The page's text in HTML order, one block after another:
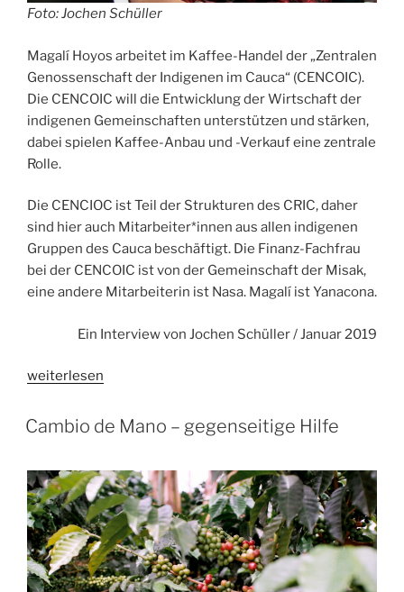
Foto: Jochen Schüller
Magalí Hoyos arbeitet im Kaffee-Handel der „Zentralen
Genossenschaft der Indigenen im Cauca“ (CENCOIC).
Die CENCOIC will die Entwicklung der Wirtschaft der
indigenen Gemeinschaften unterstützen und stärken,
dabei spielen Kaffee-Anbau und -Verkauf eine zentrale
Rolle.
Die CENCIOC ist Teil der Strukturen des CRIC, daher
sind hier auch Mitarbeiter*innen aus allen indigenen
Gruppen des Cauca beschäftigt. Die Finanz-Fachfrau
bei der CENCOIC ist von der Gemeinschaft der Misak,
eine andere Mitarbeiterin ist Nasa. Magalí ist Yanacona.
Ein Interview von Jochen Schüller / Januar 2019
„Die
direkt
weiterlesen
Cambio de Mano – gegenseitige Hilfe